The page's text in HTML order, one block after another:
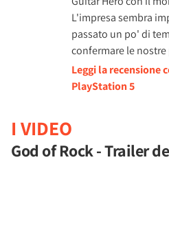
L'impresa sembra
passato un po' di
confermare le
Leggi la recensione
PlayStation 5
I VIDEO
God of Rock - Trailer